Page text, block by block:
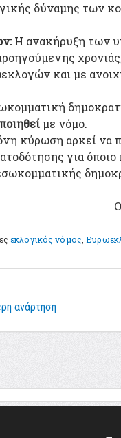
δύναμης των
Η ανακήρυξη των
και με
με νόμο.
κύρωση αρκεί να
για
εκλογικός νόμος ,
ανάρτηση